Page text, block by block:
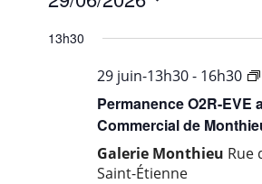
une
13h30
29 juin-13h30- 16h30
…
Permanence O2R-EVE
Commercial de
Galerie Monthieu Rue
Saint-Étienne